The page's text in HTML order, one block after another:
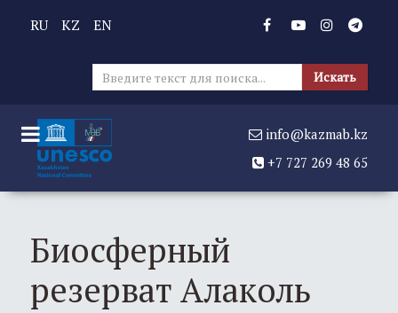
RU KZ EN
Искать
info@kazmab.kz
+7 727 269 48 65
Биосферный
резерват Алаколь